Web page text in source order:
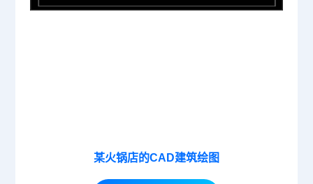
某火锅店的CAD建筑绘图